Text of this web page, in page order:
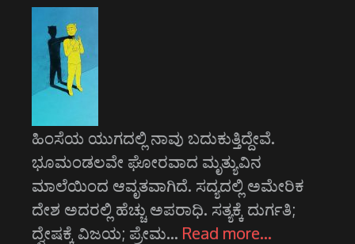
ಹಿಂಸೆಯ ಯುಗದಲ್ಲಿ ನಾವು ಬದುಕುತ್ತಿದ್ದೇವೆ.
ಭೂಮಂಡಲವೇ ಘೋರವಾದ ಮೃತ್ಯುವಿನ
ಮಾಲೆಯಿಂದ ಆವೃತವಾಗಿದೆ. ಸದ್ಯದಲ್ಲಿ ಅಮೇರಿಕ
ದೇಶ ಅದರಲ್ಲಿ ಹೆಚ್ಚು ಅಪರಾಧಿ. ಸತ್ಯಕ್ಕೆ ದುರ್ಗತಿ;
ದ್ವೇಷಕ್ಕೆ ವಿಜಯ; ಪ್ರೇಮ… Read more…